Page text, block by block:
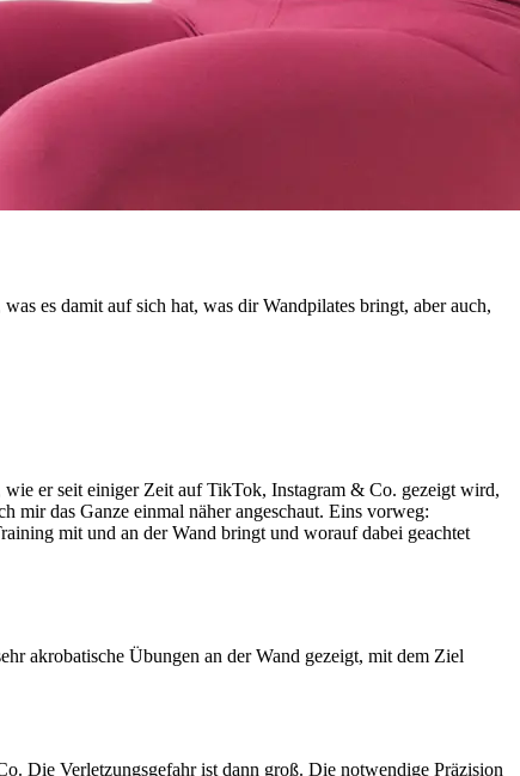
es damit auf sich hat, was dir Wandpilates bringt, aber auch,
er seit einiger Zeit auf TikTok, Instagram & Co. gezeigt wird,
mir das Ganze einmal näher angeschaut. Eins vorweg:
mit und an der Wand bringt und worauf dabei geachtet
akrobatische Übungen an der Wand gezeigt, mit dem Ziel
Die Verletzungsgefahr ist dann groß. Die notwendige Präzision